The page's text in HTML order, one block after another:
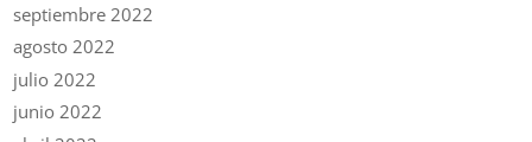
septiembre 2022
agosto 2022
julio 2022
junio 2022